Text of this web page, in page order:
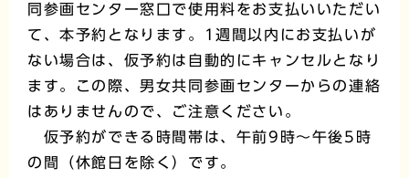
同参画センター窓口で使用料をお支払いいただい
て、本予約となります。1週間以内にお支払いが
ない場合は、仮予約は自動的にキャンセルとなり
ます。この際、男女共同参画センターからの連絡
はありませんので、ご注意ください。
仮予約ができる時間帯は、午前9時～午後5時
の間（休館日を除く）です。